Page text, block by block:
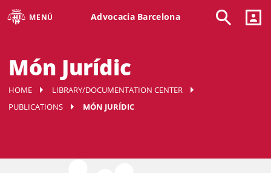
MENÚ Advocacia Barcelona
Món Jurídic
HOME
LIBRARY/DOCUMENTATION CENTER
PUBLICATIONS
MÓN JURÍDIC